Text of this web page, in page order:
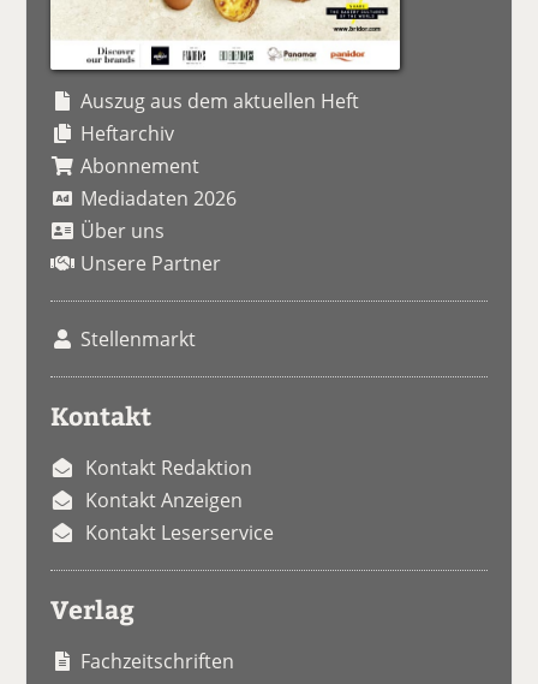
Auszug aus dem aktuellen Heft
Heftarchiv
Abonnement
Mediadaten 2026
Über uns
Unsere Partner
Stellenmarkt
Kontakt
Kontakt Redaktion
Kontakt Anzeigen
Kontakt Leserservice
Verlag
Fachzeitschriften